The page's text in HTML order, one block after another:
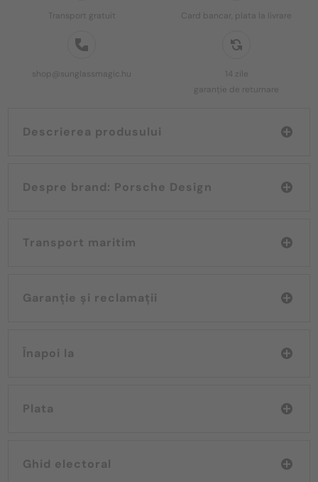
Transport gratuit Card bancar, plata la livrare
shop@sunglassmagic.hu
14 zile
garanție de returnare
Descrierea produsului
Despre brand: Porsche Design
Transport maritim
Garanție și reclamații
Înapoi la
Plata
Ghid electoral